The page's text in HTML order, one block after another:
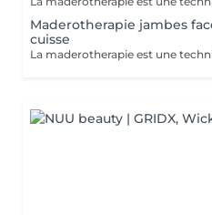
Maderotherapie jambes
cuisse